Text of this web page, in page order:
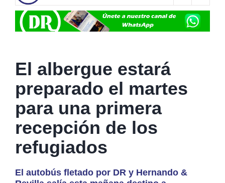
El albergue estará
preparado el martes
para una primera
recepción de los
refugiados
El autobús fletado por DR y Hernando &